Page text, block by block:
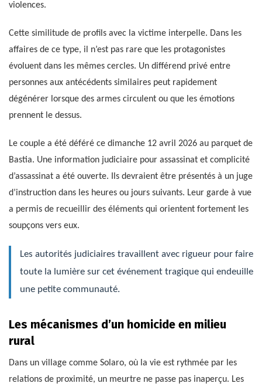
violences.
Cette similitude de profils avec la victime interpelle. Dans les
affaires de ce type, il n’est pas rare que les protagonistes
évoluent dans les mêmes cercles. Un différend privé entre
personnes aux antécédents similaires peut rapidement
dégénérer lorsque des armes circulent ou que les émotions
prennent le dessus.
Le couple a été déféré ce dimanche 12 avril 2026 au parquet de
Bastia. Une information judiciaire pour assassinat et complicité
d’assassinat a été ouverte. Ils devraient être présentés à un juge
d’instruction dans les heures ou jours suivants. Leur garde à vue
a permis de recueillir des éléments qui orientent fortement les
soupçons vers eux.
Les autorités judiciaires travaillent avec rigueur pour faire
toute la lumière sur cet événement tragique qui endeuille
une petite communauté.
Les mécanismes d’un homicide en milieu
rural
Dans un village comme Solaro, où la vie est rythmée par les
relations de proximité, un meurtre ne passe pas inaperçu. Les